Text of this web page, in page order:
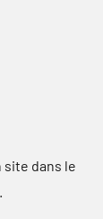
site dans le